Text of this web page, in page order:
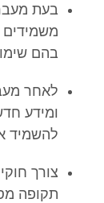
בעת
משמידים
בהם
לאחר
ומידע
להשמיד
צורך
תקופה